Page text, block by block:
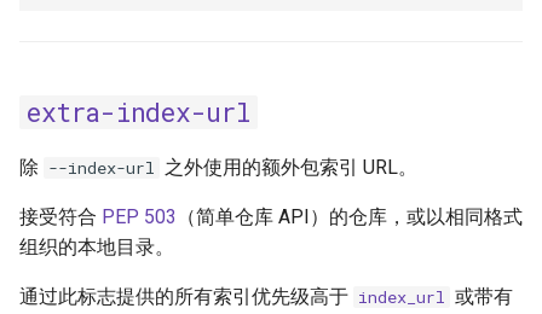
extra-index-url
除 --index-url 之外使用的额外包索引 URL。
接受符合 PEP 503
（简单仓库 API）的仓库，或以相同格式
组织的本地目录。
通过此标志提供的所有索引优先级高于 index_url 或带有